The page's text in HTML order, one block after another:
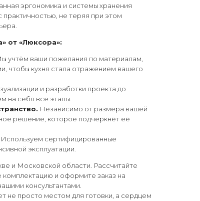
эргономика и системы хранения
практичностью, не теряя при этом
от «Люксора»:
учтём ваши пожелания по материалам,
чтобы кухня стала отражением вашего
и разработки проекта до
на себя все этапы.
Независимо от размера вашей
решение, которое подчеркнёт её
Используем сертифицированные
эксплуатации.
и Московской области. Рассчитайте
комплектацию и оформите заказ на
консультантами.
не просто местом для готовки, а сердцем